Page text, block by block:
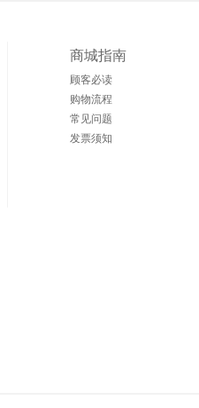
商城指南
顾客必读
购物流程
常见问题
发票须知